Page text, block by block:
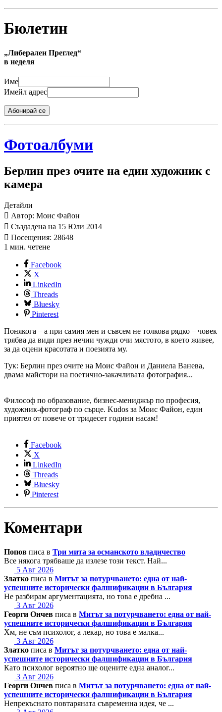
Бюлетин
„Либерален Преглед“
в неделя
Име
Имейл адрес
Абонирай се
Фотоалбуми
Берлин през очите на един художник с
камера
Детайли
Автор: Моис Файон
Създадена на 15 Юли 2014
Посещения: 28648
1 мин. четене
Facebook
X
LinkedIn
Threads
Bluesky
Pinterest
Понякога – а при самия мен и съвсем не толкова рядко – човек
трябва да види през нечии чужди очи мястото, в което живее,
за да оцени красотата и поезията му.
Тук: Берлин през очите на Моис Файон и Даниела Ванева,
двама майстори на поетично-закачливата фотография...
Философ по образование, бизнес-мениджър по професия,
художник-фотограф по сърце. Kudos за Моис Файон, един
приятел от повече от тридесет години насам!
Facebook
X
LinkedIn
Threads
Bluesky
Pinterest
Коментари
Попов писа в Три мита за османското владичество
Все някога трябваше да излезе този текст. Най...
5 Авг 2026
Златко писа в Митът за потурчването: една от най-
успешните исторически фалшификации в България
Не разбирам аргументацията, но това е дребна ...
3 Авг 2026
Георги Ончев писа в Митът за потурчването: една от най-
успешните исторически фалшификации в България
Хм, не съм психолог, а лекар, но това е малка...
3 Авг 2026
Златко писа в Митът за потурчването: една от най-
успешните исторически фалшификации в България
Като психолог вероятно ще оцените една аналог...
3 Авг 2026
Георги Ончев писа в Митът за потурчването: една от най-
успешните исторически фалшификации в България
Непрекъснато повтаряната съвременна идея, че ...